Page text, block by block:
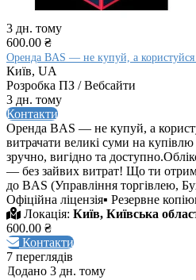
3 дн. тому
600.00 ₴
Оренда BAS — не купуй, а користуйся
Київ, UA
Розробка ПЗ / Вебсайти
3 дн. тому
Контакти
Оренда BAS — не купуй, а
витрачати великі суми на
зручно, вигідно та
— без зайвих витрат! Що ти
до BAS (Управління торгівлею,
Офіційна ліцензія▪ Резервне
Локація: Київ, Київська
600.00 ₴
Контакти
7 переглядів
Додано 3 дн. тому